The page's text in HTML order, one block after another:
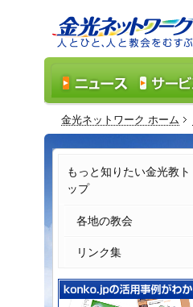
金光ネットワーク ホーム
もっと知りたい金光教ト
ップ
各地の教会
リンク集